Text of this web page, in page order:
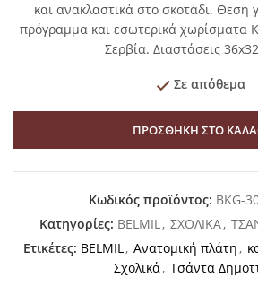
και ανακλαστικά στο σκοτάδι. Θεση
πρόγραμμα και εσωτερικά χωρίσματα
Σερβία. Διαστάσεις
Σε απόθεμα
ΠΡΟΣΘΉΚΗ ΣΤΟ
Κωδικός προϊόντος: BKG-
Κατηγορίες: BELMIL , ΣΧΟΛΙΚΑ,
Ετικέτες: BELMIL , Ανατομική πλάτη ,
Σχολικά , Τσάντα